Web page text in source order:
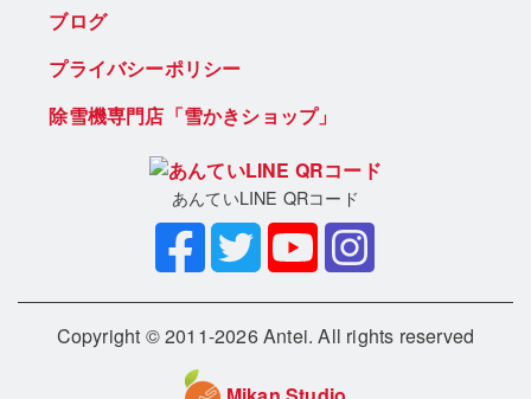
ブログ
プライバシーポリシー
除雪機専門店「雪かきショップ」
あんていLINE QRコード
Copyright © 2011-2026 Antei. All rights reserved